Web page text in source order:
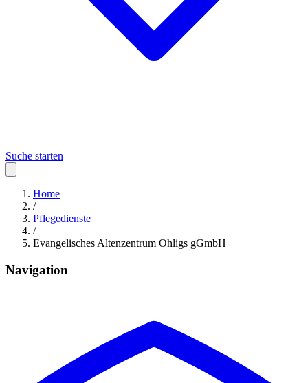
Suche starten
Home
/
Pflegedienste
/
Evangelisches Altenzentrum Ohligs gGmbH
Navigation